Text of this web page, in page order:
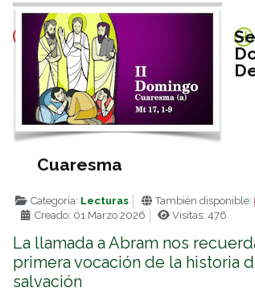
Cuaresma
Categoría: Lecturas
También disponible:
Creado: 01 Marzo 2026
Visitas: 476
La llamada a Abram nos
primera vocación de la historia
salvación